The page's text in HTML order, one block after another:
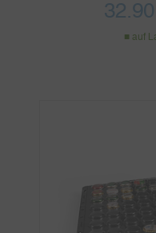
32.90
auf